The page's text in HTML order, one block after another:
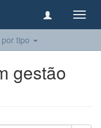
tipo
gestão